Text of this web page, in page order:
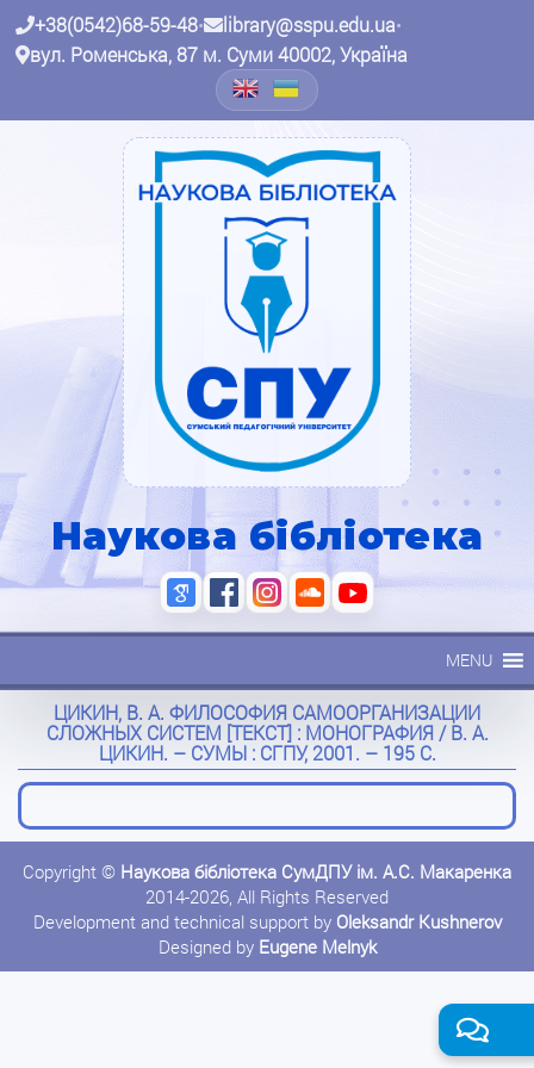
+38(0542)68-59-48• library@sspu.edu.ua•
вул. Роменська, 87 м. Суми 40002, Україна
Наукова бібліотека
MENU
ЦИКИН, В. А. ФИЛОСОФИЯ САМООРГАНИЗАЦИИ
СЛОЖНЫХ СИСТЕМ [ТЕКСТ] : МОНОГРАФИЯ / В. А.
ЦИКИН. – СУМЫ : СГПУ, 2001. – 195 С.
Copyright © Наукова бібліотека СумДПУ ім. А.С. Макаренка
2014-2026, All Rights Reserved
Development and technical support by Oleksandr Kushnerov
Designed by Eugene Melnyk